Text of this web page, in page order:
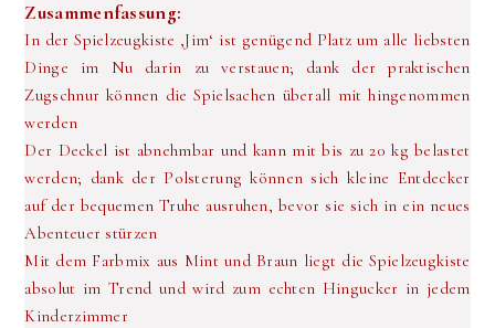
Zusammenfassung:
In der Spielzeugkiste ‚Jim‘ ist genügend Platz um alle liebsten
Dinge im Nu darin zu verstauen; dank der praktischen
Zugschnur können die Spielsachen überall mit hingenommen
werden
Der Deckel ist abnehmbar und kann mit bis zu 20 kg belastet
werden; dank der Polsterung können sich kleine Entdecker
auf der bequemen Truhe ausruhen, bevor sie sich in ein neues
Abenteuer stürzen
Mit dem Farbmix aus Mint und Braun liegt die Spielzeugkiste
absolut im Trend und wird zum echten Hingucker in jedem
Kinderzimmer